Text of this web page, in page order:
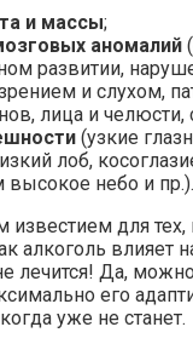
и массы;
аномалий
развитии,
и слухом,
лица и челюсти,
(узкие
лоб,
небо и пр.).
для тех,
алкоголь влияет
лечится! Да,
его
уже не станет.